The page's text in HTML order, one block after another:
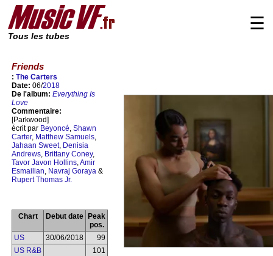
Tous les tubes
☰
Friends
: The Carters
Date: 06/2018
De l'album: Everything Is
Love
Commentaire:
[Parkwood]
écrit par Beyoncé, Shawn
Carter, Matthew Samuels,
Jahaan Sweet, Denisia
Andrews, Brittany Coney,
Tavor Javon Hollins,Amir
Esmailian, Navraj Goraya &
Rupert Thomas Jr.
Chart Debut date
Peak
pos.
US
30/06/2018
99
US R&B
101